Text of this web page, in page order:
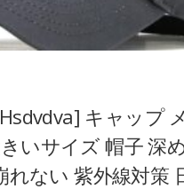
キャップ
いサイズ 帽子 深
れない 紫外線対策